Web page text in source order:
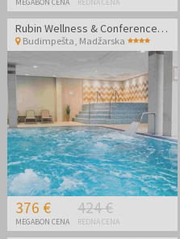
Rubin Wellness & Conference Hotel
Budimpešta Madžarska
376 €
MEGABON CENA
424 €
REDNA CENA